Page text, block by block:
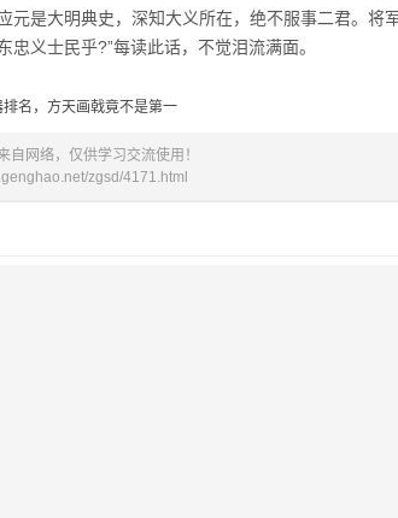
元是大明典史，深知大义所在，绝不服事二君。将
忠义士民乎?”每读此话，不觉泪流满面。
名，方天画戟竟不是第一
自网络，仅供学习交流使用！
zgsd/4171.html